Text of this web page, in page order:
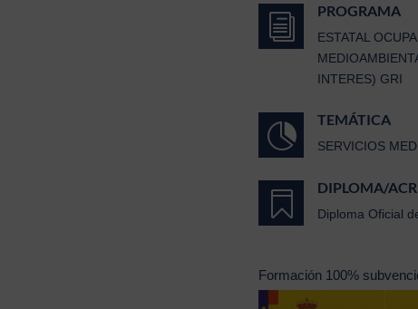
i
PROGRAMA
ESTATAL
INTERES) GRI

TEMÁTICA
SERVICIOS

DIPLOMA/
Diploma Oficial
Formación 100%